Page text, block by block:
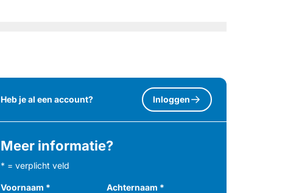
Heb je al een account? Inloggen
Meer informatie?
* = verplicht veld
Voornaam * Achternaam *